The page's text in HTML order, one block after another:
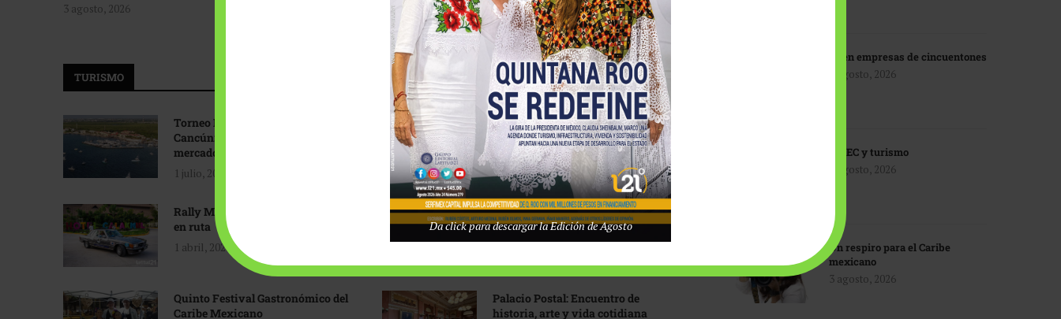
3 agosto, 2026
Tecnológico de Monterrey
3 agosto, 2026
TURISMO
Torneo Internacional de Pesca
Cancún: Navegando hacia nuevos
mercados
1 julio, 2026
Promoción turística con visión
1 abril, 2026
Rally Maya: Herencia automotriz
en ruta
1 abril, 2026
Industria global en
reconfiguración
31 marzo, 2026
Quinto Festival Gastronómico del
Caribe Mexicano
Palacio Postal: Encuentro de
historia, arte y vida cotidiana
IA en empresas de cincuentones
3 agosto, 2026
TMEC y turismo
3 agosto, 2026
Un respiro para el Caribe
mexicano
3 agosto, 2026
Da click para descargar la Edición de Agosto